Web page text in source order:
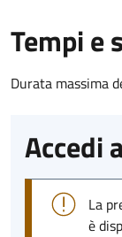
Tempi e
Durata massima
Accedi
La
è